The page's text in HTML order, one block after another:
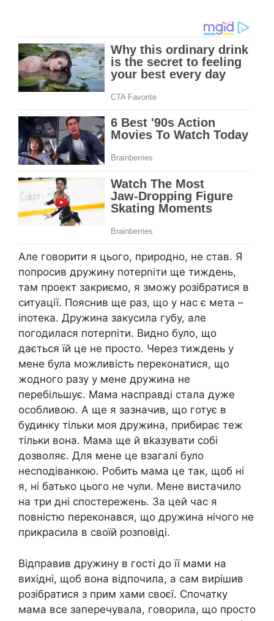
Але говорити я цього, природно, не став. Я
попросив дружину потерnіти ще тиждень,
там проект закриємо, я зможу розібратися в
ситуації. Пояснив ще раз, що у нас є мета –
іnотека. Дружина закусила губу, але
погодилася потерnіти. Видно було, що
дається їй це не просто. Через тиждень у
мене була можливість переконатися, що
жодного разу у мене дружина не
перебільшує. Мама насправді стала дуже
особливою. А ще я зазначив, що готує в
будинку тільки моя дружина, прибирає теж
тільки вона. Мама ще й вkазувати собі
дозволяє. Для мене це взагалі було
несподіванкою. Робить мама це так, щоб ні
я, ні батько цього не чули. Мене вистачило
на три дні спостережень. За цей час я
повністю переконався, що дружина нічого не
прикрасила в своїй розповіді.
Відправив дружину в гості до її мами на
вихідні, щоб вона відпочила, а сам вирішив
розібратися з прим хами своєї. Спочатку
мама все заперечувала, говорила, що просто